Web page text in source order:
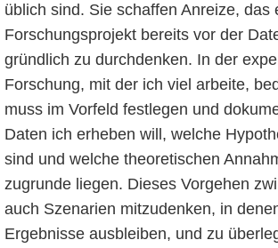
üblich sind. Sie schaffen Anreize, das
Forschungsprojekt bereits vor der
gründlich zu durchdenken. In der
Forschung, mit der ich viel arbeite,
muss im Vorfeld festlegen und
Daten ich erheben will, welche
sind und welche theoretischen
zugrunde liegen. Dieses Vorgehen
auch Szenarien mitzudenken, in
Ergebnisse ausbleiben, und zu